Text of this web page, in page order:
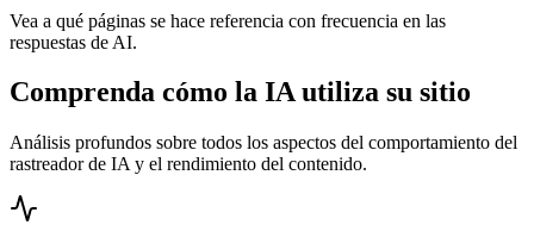
Vea a qué páginas se hace referencia con frecuencia en las
respuestas de AI.
Comprenda cómo la IA utiliza su sitio
Análisis profundos sobre todos los aspectos del comportamiento del
rastreador de IA y el rendimiento del contenido.